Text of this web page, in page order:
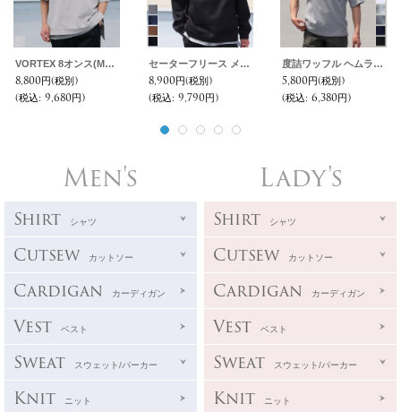
VORTEX 8オンス(MVS天竺) サイドスリット ボクシーAラインポロシャツ【MADE IN JAPAN】『日本製』/ Upscape Audience
8,800円(税別)
(税込: 9,680円)
セーターフリース メランジ スウェットライク プルパーカー【MADE IN JAPAN】『日本製』 / Upscape Audience
8,900円(税別)
(税込: 9,790円)
度詰ワッフル ヘムラウンドポケTEE【MADE IN JAPAN】『日本製』/ Upscape Audience
5,800円(税別)
(税込: 6,380円)
Men's
Shirt シャツ
Cutsew カットソー
Cardigan カーディガン
Vest ベスト
Sweat スウェット/パーカー
Knit ニット
Lady's
Shirt シャツ
Cutsew カットソー
Cardigan カーディガン
Vest ベスト
Sweat スウェット/パーカー
Knit ニット